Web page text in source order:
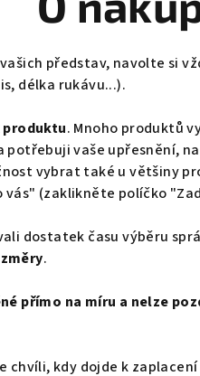
představ, navolte si
délka rukávu...).
. Mnoho produktů
vaše upřesnění,
vybrat také u většiny
vás" (zaklikněte políčko
dostatek času výběru
.
přímo na míru a nelze
chvíli, kdy dojde k